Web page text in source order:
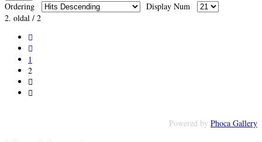
Ordering
Display Num
2. oldal / 2
1
2
Powered by Phoca Gallery